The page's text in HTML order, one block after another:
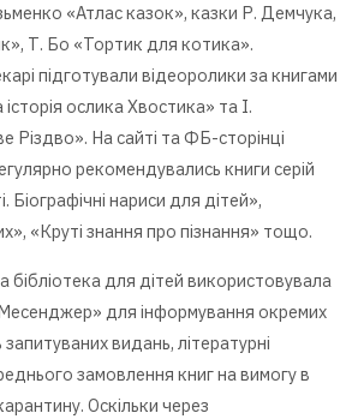
«Атлас казок», казки Р. Демчука,
Т. Бо «Тортик для котика».
підготували відеоролики за книгами
ослика Хвостика» та І.
Різдво». На сайті та ФБ-сторінці
рекомендувались книги серій
Біографічні нариси для дітей»,
«Круті знання про пізнання» тощо.
для дітей використовувала
для інформування окремих
видань, літературні
замовлення книг на вимогу в
Оскільки через